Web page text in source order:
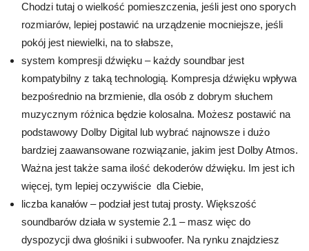
Chodzi tutaj o wielkość pomieszczenia, jeśli jest ono sporych
rozmiarów, lepiej postawić na urządzenie mocniejsze, jeśli
pokój jest niewielki, na to słabsze,
system kompresji dźwięku – każdy soundbar jest
kompatybilny z taką technologią. Kompresja dźwięku wpływa
bezpośrednio na brzmienie, dla osób z dobrym słuchem
muzycznym różnica będzie kolosalna. Możesz postawić na
podstawowy Dolby Digital lub wybrać najnowsze i dużo
bardziej zaawansowane rozwiązanie, jakim jest Dolby Atmos.
Ważna jest także sama ilość dekoderów dźwięku. Im jest ich
więcej, tym lepiej oczywiście dla Ciebie,
liczba kanałów – podział jest tutaj prosty. Większość
soundbarów działa w systemie 2.1 – masz więc do
dyspozycji dwa głośniki i subwoofer. Na rynku znajdziesz